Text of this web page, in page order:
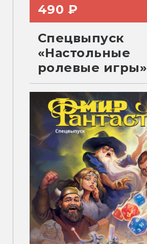
490 ₽
Спецвыпуск
«Настольные
ролевые игры»